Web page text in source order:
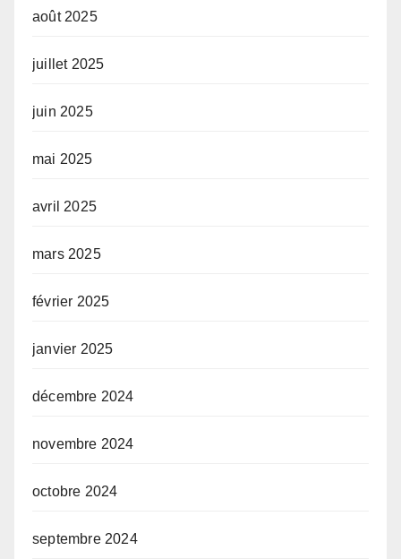
août 2025
juillet 2025
juin 2025
mai 2025
avril 2025
mars 2025
février 2025
janvier 2025
décembre 2024
novembre 2024
octobre 2024
septembre 2024